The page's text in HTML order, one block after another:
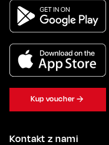
Kontakt z nami
Kup voucher